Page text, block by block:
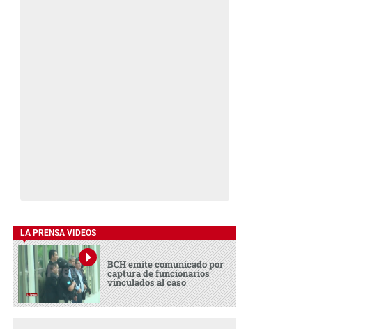
LA PRENSA VIDEOS
BCH emite comunicado por
captura de funcionarios
vinculados al caso